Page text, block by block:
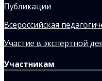
Публикации
Всероссийская
Участие в экспертной
Участникам